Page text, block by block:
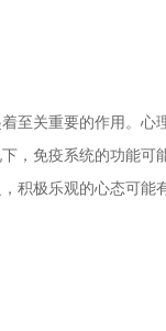
关重要的作用。心
，免疫系统的功能可
积极乐观的心态可能